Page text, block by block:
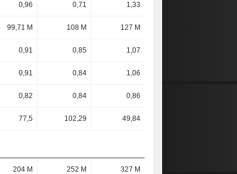
0,96 0,71 1,33
99,71 M 108 M 127 M
0,91 0,85 1,07
0,91 0,84 1,06
0,82 0,84 0,86
77,5 102,29 49,84
204 M 252 M 327 M